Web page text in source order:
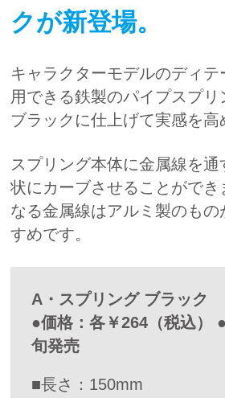
クが新登場。
キャラクターモデルのディ
用できる鉄製のパイプスプリ
ブラックに仕上げて実感を高
スプリング本体に金属線を
状にカーブさせることができ
なる金属線はアルミ製のも
すめです。
A・スプリング ブラック
●価格：各￥264（税込）
旬発売
■長さ：150mm